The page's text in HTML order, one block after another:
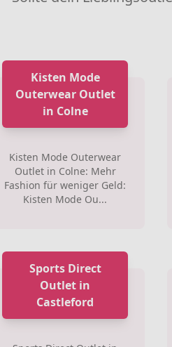
Kisten Mode
Outerwear Outlet
in Colne
Kisten Mode Outerwear
Outlet in Colne: Mehr
Fashion für weniger Geld:
Kisten Mode Ou...
Sports Direct
Outlet in
Castleford